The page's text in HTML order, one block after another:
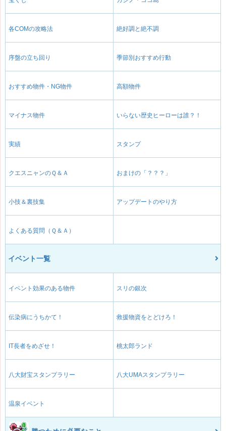
各COMの攻略法 絶好調と絶不調
序盤の立ち回り 季節別おすすめ行動
おすすめ物件・NG物件 高額物件
マイナス物件 いらない歴史ヒーローは誰？！
実績 スタンプ
クエスニャンのＱ＆Ａ おまけの「？？？」
小技＆裏技集 アップデートのやり方
よくある質問（Ｑ＆Ａ）
イベント一覧
イベント効果のある物件 スリの銀次
伝染病にうちかて！ 救援物資をとどけろ！
IT長者をめざせ！ 桃太郎ランド
八大財宝スタンプラリー 八大UMAスタンプラリー
温泉イベント